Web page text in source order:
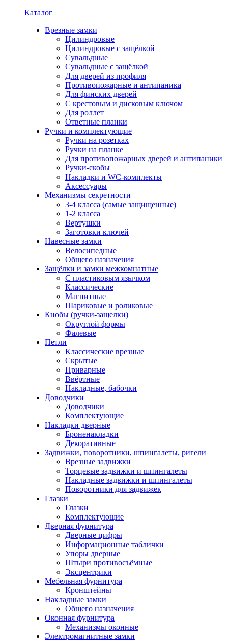
Каталог
Врезные замки
Цилиндровые
Цилиндровые с защёлкой
Сувальдные
Сувальдные с защёлкой
Для дверей из профиля
Противопожарные и антипаника
Для финских дверей
С крестовым и дисковым ключом
Для роллет
Ответные планки
Ручки и комплектующие
Ручки на розетках
Ручки на планке
Для противопожарных дверей и антипаники
Ручки-скобы
Накладки и WC-комплекты
Аксессуары
Механизмы секретности
3-4 класса (самые защищенные)
1-2 класса
Вертушки
Заготовки ключей
Навесные замки
Велосипедные
Общего назначения
Защёлки и замки межкомнатные
С пластиковым язычком
Классические
Магнитные
Шариковые и роликовые
Кнобы (ручки-защелки)
Округлой формы
Фалевые
Петли
Классические врезные
Скрытые
Приварные
Ввёртные
Накладные, бабочки
Доводчики
Доводчики
Комплектующие
Накладки дверные
Броненакладки
Декоративные
Задвижки, поворотники, шпингалеты, ригели
Врезные задвижки
Торцевые задвижки и шпингалеты
Накладные задвижки и шпингалеты
Поворотники для задвижек
Глазки
Глазки
Комплектующие
Дверная фурнитура
Дверные цифры
Информационные таблички
Упоры дверные
Штыри противосъёмные
Эксцентрики
Мебельная фурнитура
Кронштейны
Накладные замки
Общего назначения
Оконная фурнитура
Механизмы оконные
Электромагнитные замки